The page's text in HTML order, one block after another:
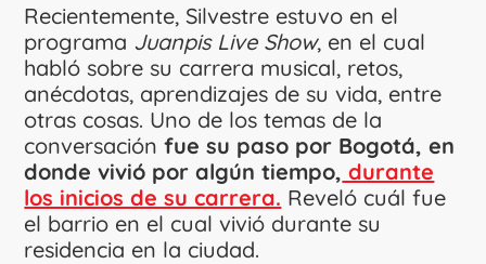
Recientemente, Silvestre estuvo en el
programa Juanpis Live Show, en el cual
habló sobre su carrera musical, retos,
anécdotas, aprendizajes de su vida, entre
otras cosas. Uno de los temas de la
conversación fue su paso por Bogotá, en
donde vivió por algún tiempo, durante
los inicios de su carrera. Reveló cuál fue
el barrio en el cual vivió durante su
residencia en la ciudad.